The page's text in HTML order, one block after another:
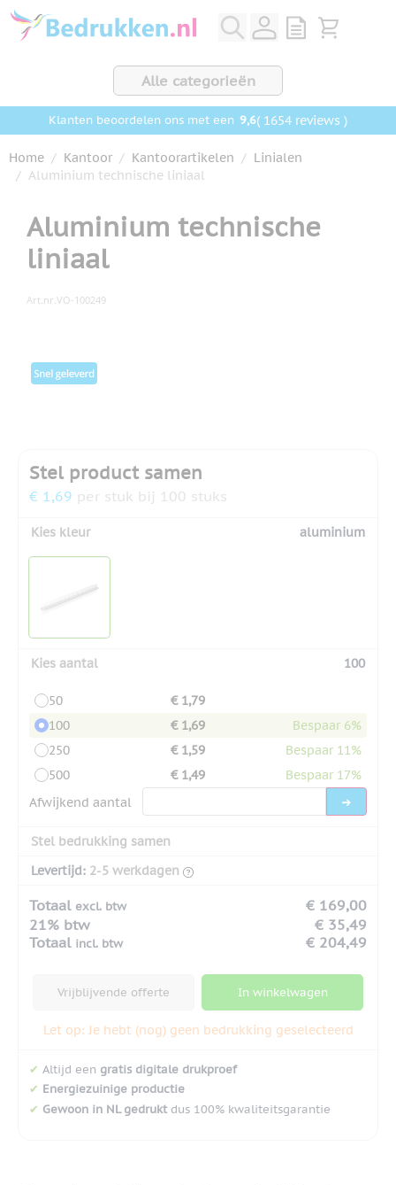
Ga naar de inhoud
View quote,
Bekijk
Alle categorieën
Klanten beoordelen ons met een 9,6( 1654 reviews )
Home / Kantoor / Kantoorartikelen / Linialen
/ Aluminium technische liniaal
Aluminium technische
liniaal
Art.nr. VO-100249
Hoofdafbeelding
Klik om afbeelding op volledig scherm te bekijken
Stel product samen
€ 1,69 per stuk bij 100 stuks
Kies kleur aluminium
Kies aantal 100
50
€ 1,79
100
€ 1,69
Bespaar 6%
250
€ 1,59
Bespaar 11%
500
€ 1,49
Bespaar 17%
Afwijkend aantal
Stel bedrukking samen
Levertijd: 2-5 werkdagen
Totaal excl. btw
€ 169,00
21% btw
€ 35,49
Totaal incl. btw € 204,49
Vrijblijvende offerte In winkelwagen
Let op: Je hebt (nog) geen bedrukking geselecteerd
✔ Altijd een gratis digitale drukproef
✔ Energiezuinige productie
✔ Gewoon in NL gedruktdus 100% kwaliteitsgarantie